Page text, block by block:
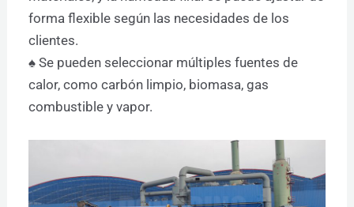
forma flexible según las necesidades de los
clientes.
♠ Se pueden seleccionar múltiples fuentes de
calor, como carbón limpio, biomasa, gas
combustible y vapor.